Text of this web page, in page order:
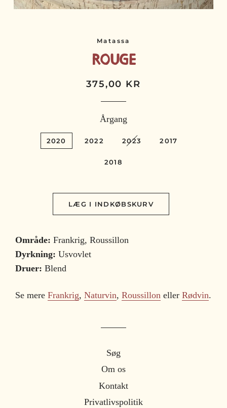
Matassa
Rouge
Normalpris
Udsalgspris
375,00 KR
Årgang
2020 2022 2023 2017
2018
LÆG I INDKØBSKURV
Område: Frankrig, Roussillon
Dyrkning: Usvovlet
Druer: Blend
Se mere Frankrig, Naturvin, Roussillon eller Rødvin.
Søg
Om os
Kontakt
Privatlivspolitik